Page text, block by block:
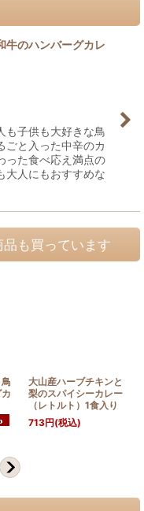
牛のハンバーグカレ
も子供も大好きな鳥
ごと入った中辛のカ
った食べ応え満点の
大人にもおすすめな
も買っています
大山産ハーブチキンと
梨のスパイシーカレー
（レトルト）1食入り
713円(税込)